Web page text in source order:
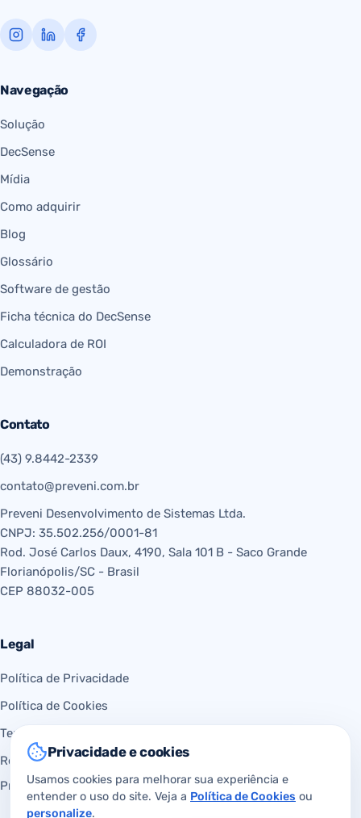
Navegação
Solução
DecSense
Mídia
Como adquirir
Blog
Glossário
Software de gestão
Ficha técnica do DecSense
Calculadora de ROI
Demonstração
Contato
(43) 9.8442-2339
contato@preveni.com.br
Preveni Desenvolvimento de Sistemas Ltda.
CNPJ: 35.502.256/0001-81
Rod. José Carlos Daux, 4190, Sala 101 B - Saco Grande
Florianópolis/SC - Brasil
CEP 88032-005
Legal
Política de Privacidade
Política de Cookies
Termos de Uso
Requisição de dados (LGPD)
Preferências de cookies
Privacidade e cookies
Usamos cookies para melhorar sua experiência e
entender o uso do site. Veja a Política de Cookies ou
personalize.